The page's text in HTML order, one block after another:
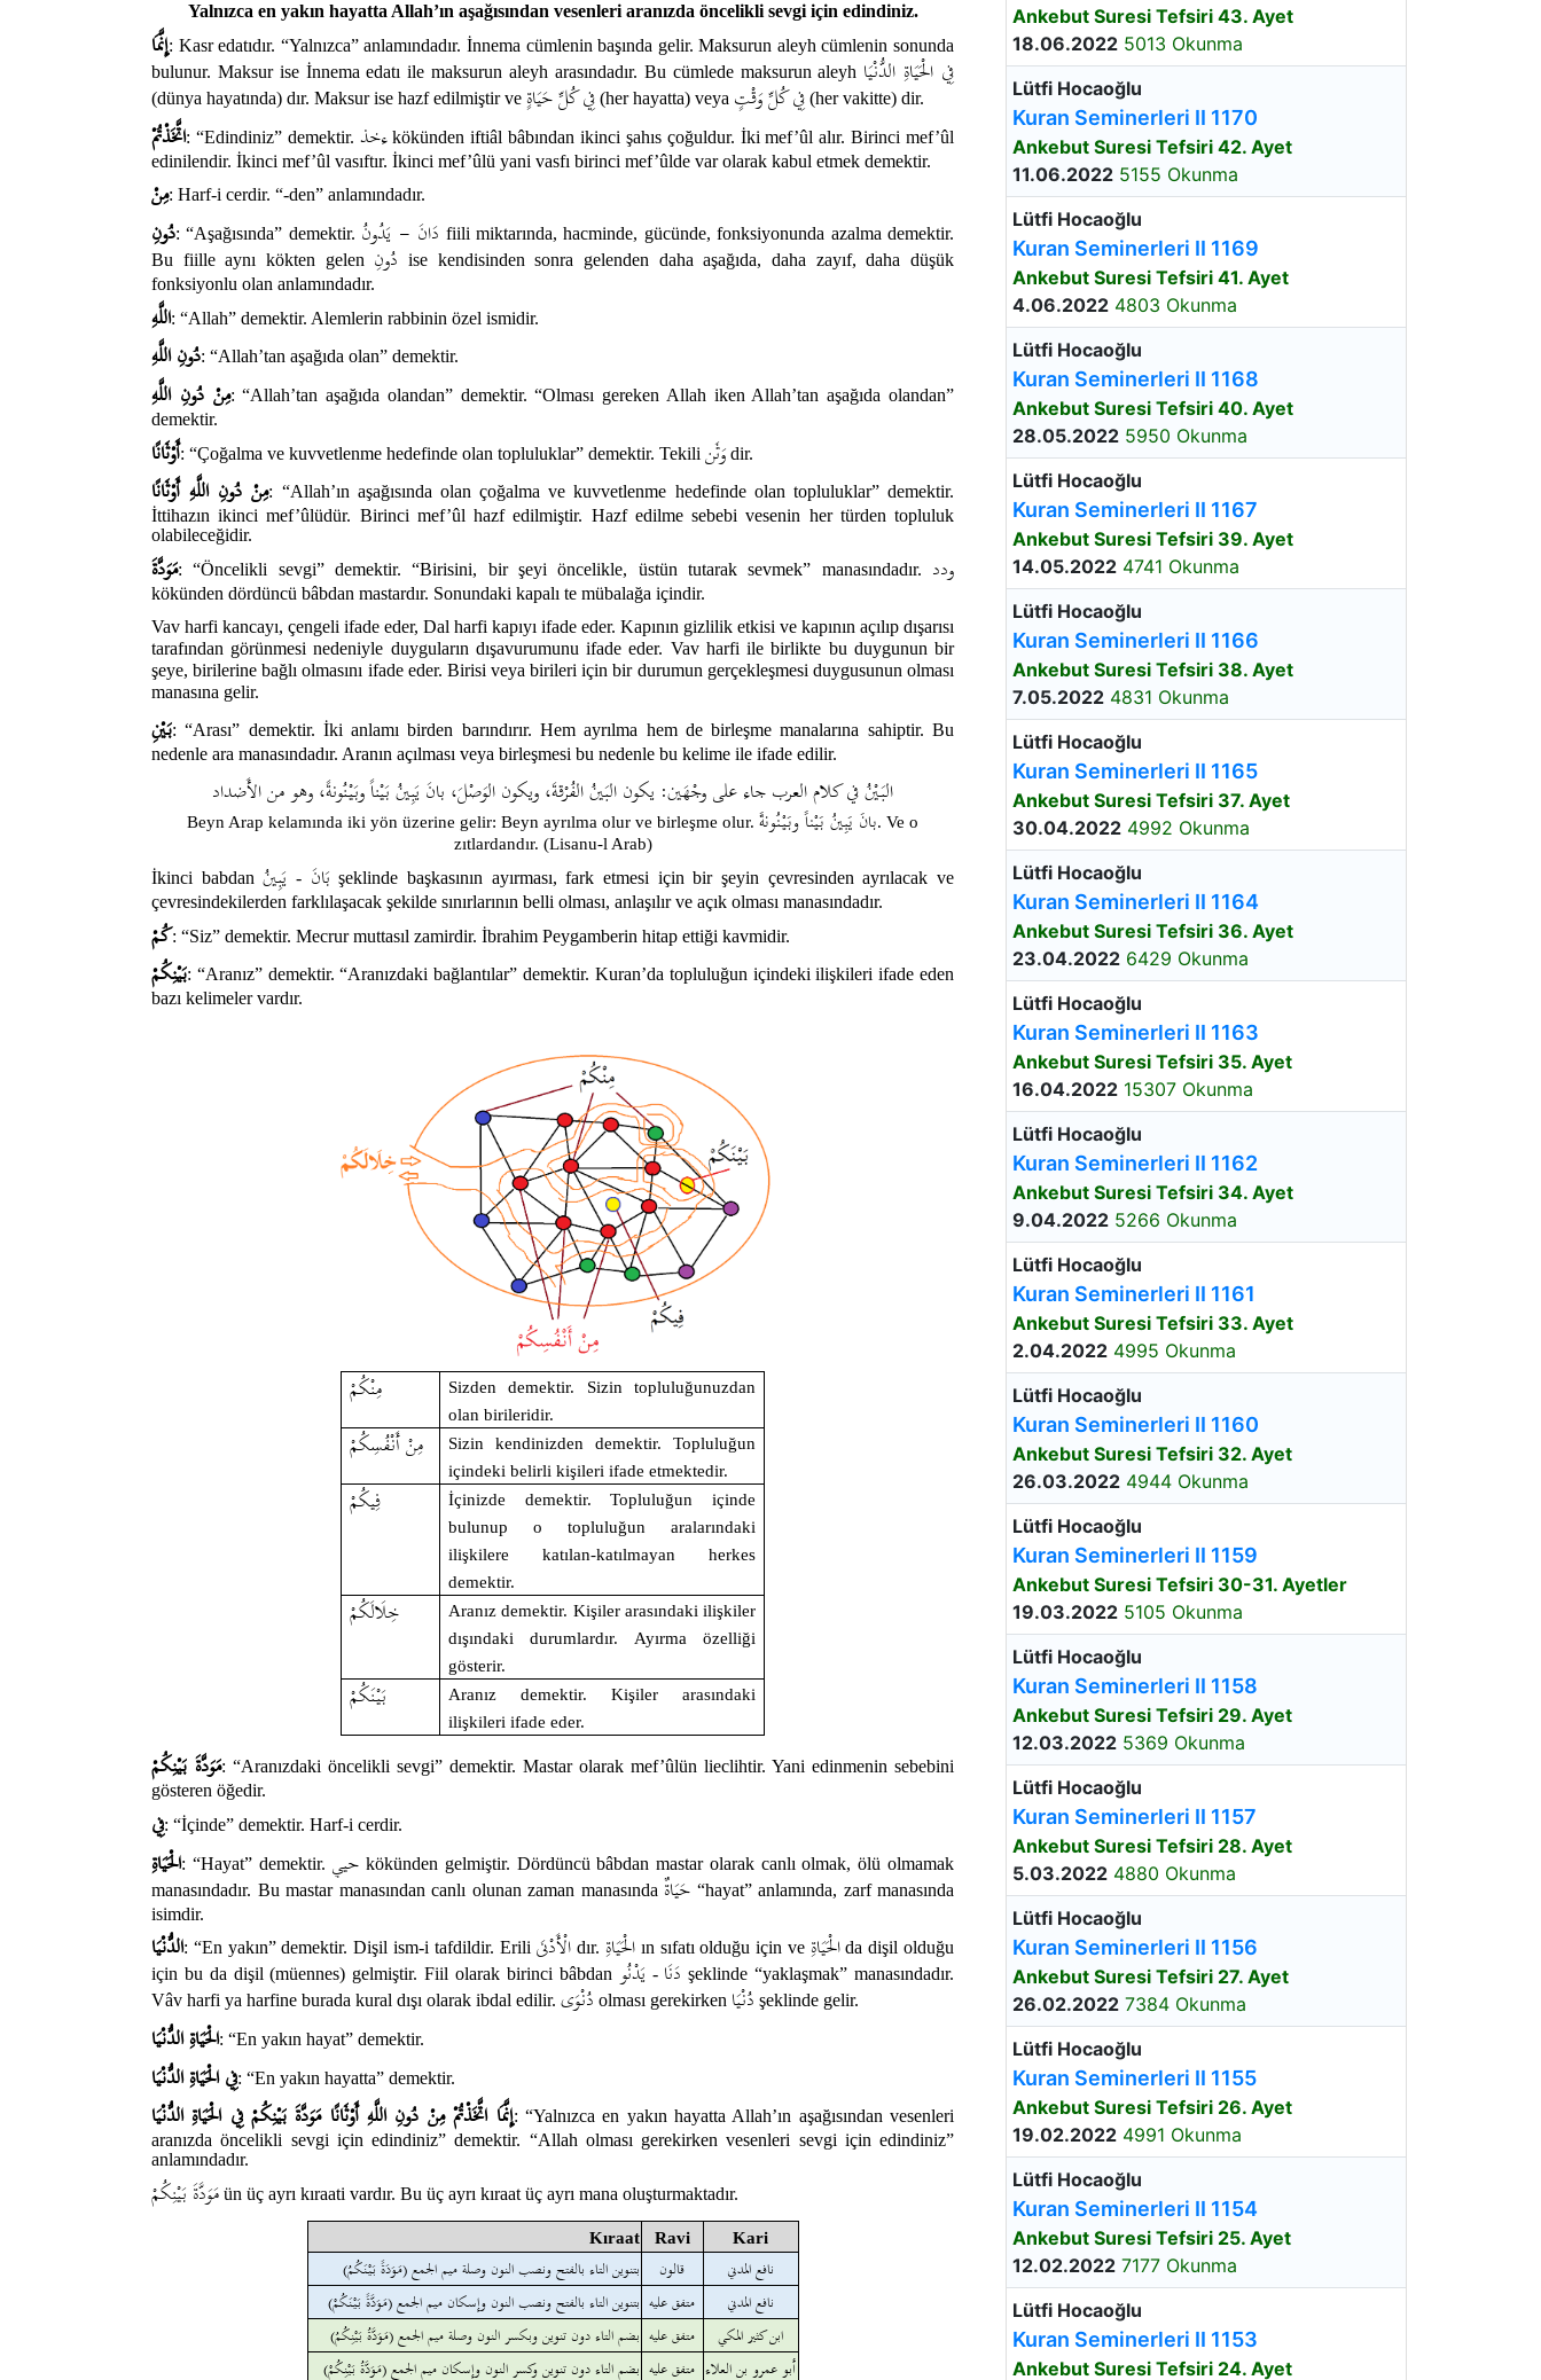
Yalnızca en yakın hayatta Allah’ın aşağısından vesenleri aranızda öncelikli sevgi için edindiniz.
إِنَّمَا: Kasr edatıdır. “Yalnızca” anlamındadır. İnnema cümlenin başında gelir. Maksurun aleyh cümlenin sonunda
bulunur. Maksur ise İnnema edatı ile maksurun aleyh arasındadır. Bu cümlede maksurun aleyh فِي الْحَيَاةِ الدُّنْيَا
(dünya hayatında) dır. Maksur ise hazf edilmiştir ve فِي كُلِّ حَيَاةٍ (her hayatta) veya فِي كُلِّ وَقْتٍ (her vakitte) dir.
اتَّخَذْتُمْ: “Edindiniz” demektir. ءخذkökünden iftiâl bâbından ikinci şahıs çoğuldur. İki mef’ûl alır. Birinci mef’ûl
edinilendir. İkinci mef’ûl vasıftır. İkinci mef’ûlü yani vasfı birinci mef’ûlde var olarak kabul etmek demektir.
مِنْ: Harf-i cerdir. “-den” anlamındadır.
دُونِ: “Aşağısında” demektir. دَانَ - يَدُونُ fiili miktarında, hacminde, gücünde, fonksiyonunda azalma demektir.
Bu fiille aynı kökten gelen دُونِ ise kendisinden sonra gelenden daha aşağıda, daha zayıf, daha düşük
fonksiyonlu olan anlamındadır.
اللَّهِ: “Allah” demektir. Alemlerin rabbinin özel ismidir.
دُونِ اللَّهِ: “Allah’tan aşağıda olan” demektir.
مِنْ دُونِ اللَّهِ: “Allah’tan aşağıda olandan” demektir. “Olması gereken Allah iken Allah’tan aşağıda olandan”
demektir.
أَوْثَانًا: “Çoğalma ve kuvvetlenme hedefinde olan topluluklar” demektir. Tekili وَثَن dir.
مِنْ دُونِ اللَّهِ أَوْثَانًا: “Allah’ın aşağısında olan çoğalma ve kuvvetlenme hedefinde olan topluluklar” demektir.
İttihazın ikinci mef’ûlüdür. Birinci mef’ûl hazf edilmiştir. Hazf edilme sebebi vesenin her türden topluluk
olabileceğidir.
مَوَدَّةَ: “Öncelikli sevgi” demektir. “Birisini, bir şeyi öncelikle, üstün tutarak sevmek” manasındadır. ودد
kökünden dördüncü bâbdan mastardır. Sonundaki kapalı te mübalağa içindir.
Vav harfi kancayı, çengeli ifade eder, Dal harfi kapıyı ifade eder. Kapının gizlilik etkisi ve kapının açılıp dışarısı
tarafından görünmesi nedeniyle duyguların dışavurumunu ifade eder. Vav harfi ile birlikte bu duygunun bir
şeye, birilerine bağlı olmasını ifade eder. Birisi veya birileri için bir durumun gerçekleşmesi duygusunun olması
manasına gelir.
بَيْنِ: “Arası” demektir. İki anlamı birden barındırır. Hem ayrılma hem de birleşme manalarına sahiptir. Bu
nedenle ara manasındadır. Aranın açılması veya birleşmesi bu nedenle bu kelime ile ifade edilir.
البَيْنُ في كلام العرب جاء على وجْهَين: يكون البَينُ الفُرْقةَ، ويكون الوَصْلَ، بانَ يَبِينُ بَيْناً وبَيْنُونةً، وهو من الأَضداد
Beyn Arap kelamında iki yön üzerine gelir: Beyn ayrılma olur ve birleşme olur. بانَ يَبِينُ بَيْناً وبَيْنُونةً. Ve o
zıtlardandır. (Lisanu-l Arab)
İkinci babdan بَانَ - يَبِينُ
şeklinde başkasının ayırması, fark etmesi için bir şeyin çevresinden ayrılacak ve
çevresindekilerden farklılaşacak şekilde sınırlarının belli olması, anlaşılır ve açık olması manasındadır.
كُمْ: “Siz” demektir. Mecrur muttasıl zamirdir. İbrahim Peygamberin hitap ettiği kavmidir.
بَيْنِكُمْ: “Aranız” demektir. “Aranızdaki bağlantılar” demektir. Kuran’da topluluğun içindeki ilişkileri ifade eden
bazı kelimeler vardır.
مِنْكُمْ
Sizden demektir. Sizin topluluğunuzdan
olan birileridir.
مِنْ أَنْفُسِكُمْ
Sizin kendinizden demektir. Topluluğun
içindeki belirli kişileri ifade etmektedir.
فِيكُمْ
İçinizde demektir. Topluluğun içinde
bulunup o topluluğun aralarındaki
ilişkilere katılan-katılmayan herkes
demektir.
خِلَالَكُمْ
Aranız demektir. Kişiler arasındaki ilişkiler
dışındaki durumlardır. Ayırma özelliği
gösterir.
بَيْنَكُمْ
Aranız demektir. Kişiler arasındaki
ilişkileri ifade eder.
مَوَدَّةَ بَيْنِكُمْ: “Aranızdaki öncelikli sevgi” demektir. Mastar olarak mef’ûlün lieclihtir. Yani edinmenin sebebini
gösteren öğedir.
فِي: “İçinde” demektir. Harf-i cerdir.
الْحَيَاةِ: “Hayat” demektir. حيي kökünden gelmiştir. Dördüncü bâbdan mastar olarak canlı olmak, ölü olmamak
manasındadır. Bu mastar manasından canlı olunan zaman manasında حَيَاةٌ “hayat” anlamında, zarf manasında
isimdir.
الدُّنْيَا: “En yakın” demektir. Dişil ism-i tafdildir. Erili الْأَدْنَى dır. الْحَيَاةِın sıfatı olduğu için ve الْحَيَاةِda dişil olduğu
için bu da dişil (müennes) gelmiştir. Fiil olarak birinci bâbdan
دَنَا - يَدْنُو
şeklinde “yaklaşmak” manasındadır.
Vâv harfi ya harfine burada kural dışı olarak ibdal edilir. دُنْوَى olması gerekirken دُنْيَا şeklinde gelir.
الْحَيَاةِ الدُّنْيَا: “En yakın hayat” demektir.
فِي الْحَيَاةِ الدُّنْيَا: “En yakın hayatta” demektir.
إِنَّمَا اتَّخَذْتُمْ مِنْ دُونِ اللَّهِ أَوْثَانًا مَوَدَّةَ بَيْنِكُمْ فِي الْحَيَاةِ الدُّنْيَا: “Yalnızca en yakın hayatta Allah’ın aşağısından vesenleri
aranızda öncelikli sevgi için edindiniz” demektir. “Allah olması gerekirken vesenleri sevgi için edindiniz”
anlamındadır.
مَوَدَّةَ بَيْنِكُمْ ün üç ayrı kıraati vardır. Bu üç ayrı kıraat üç ayrı mana oluşturmaktadır.
Kıraat Ravi Kari
(مَوَدَةً بَيْنَكُمُ) بتنوين التاء بالفتح ونصب النون وصلة ميم الجمع قالون
نافع المدني
(مَوَدَّةً بَيْنَكُمْ) بتنوين التاء بالفتح ونصب النون وإسكان ميم الجمع متفق عليه
نافع المدني
(مَوَدَّةُ بَيْنِكُمُ) بضم التاء دون تنوين وبكسر النون وصلة ميم الجمع متفق عليه
ابن كثير المكي
(مَوَدَّةُ بَيْنِكُمْ) بضم التاء دون تنوين وكسر النون وإسكان ميم الجمع متفق عليه أبو عمرو بن العلاء
Ankebut Suresi Tefsiri 43. Ayet
18.06.2022 5013 Okunma
Lütfi Hocaoğlu
Kuran Seminerleri II 1170
Ankebut Suresi Tefsiri 42. Ayet
11.06.2022 5155 Okunma
Lütfi Hocaoğlu
Kuran Seminerleri II 1169
Ankebut Suresi Tefsiri 41. Ayet
4.06.2022 4803 Okunma
Lütfi Hocaoğlu
Kuran Seminerleri II 1168
Ankebut Suresi Tefsiri 40. Ayet
28.05.2022 5950 Okunma
Lütfi Hocaoğlu
Kuran Seminerleri II 1167
Ankebut Suresi Tefsiri 39. Ayet
14.05.2022 4741 Okunma
Lütfi Hocaoğlu
Kuran Seminerleri II 1166
Ankebut Suresi Tefsiri 38. Ayet
7.05.2022 4831 Okunma
Lütfi Hocaoğlu
Kuran Seminerleri II 1165
Ankebut Suresi Tefsiri 37. Ayet
30.04.2022 4992 Okunma
Lütfi Hocaoğlu
Kuran Seminerleri II 1164
Ankebut Suresi Tefsiri 36. Ayet
23.04.2022 6429 Okunma
Lütfi Hocaoğlu
Kuran Seminerleri II 1163
Ankebut Suresi Tefsiri 35. Ayet
16.04.2022 15307 Okunma
Lütfi Hocaoğlu
Kuran Seminerleri II 1162
Ankebut Suresi Tefsiri 34. Ayet
9.04.2022 5266 Okunma
Lütfi Hocaoğlu
Kuran Seminerleri II 1161
Ankebut Suresi Tefsiri 33. Ayet
2.04.2022 4995 Okunma
Lütfi Hocaoğlu
Kuran Seminerleri II 1160
Ankebut Suresi Tefsiri 32. Ayet
26.03.2022 4944 Okunma
Lütfi Hocaoğlu
Kuran Seminerleri II 1159
Ankebut Suresi Tefsiri 30-31. Ayetler
19.03.2022 5105 Okunma
Lütfi Hocaoğlu
Kuran Seminerleri II 1158
Ankebut Suresi Tefsiri 29. Ayet
12.03.2022 5369 Okunma
Lütfi Hocaoğlu
Kuran Seminerleri II 1157
Ankebut Suresi Tefsiri 28. Ayet
5.03.2022 4880 Okunma
Lütfi Hocaoğlu
Kuran Seminerleri II 1156
Ankebut Suresi Tefsiri 27. Ayet
26.02.2022 7384 Okunma
Lütfi Hocaoğlu
Kuran Seminerleri II 1155
Ankebut Suresi Tefsiri 26. Ayet
19.02.2022 4991 Okunma
Lütfi Hocaoğlu
Kuran Seminerleri II 1154
Ankebut Suresi Tefsiri 25. Ayet
12.02.2022 7177 Okunma
Lütfi Hocaoğlu
Kuran Seminerleri II 1153
Ankebut Suresi Tefsiri 24. Ayet